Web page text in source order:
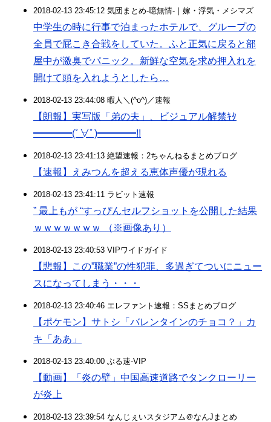
2018-02-13 23:45:12 気団まとめ-噫無情-｜嫁・浮気・メシマズ
中学生の時に行事で泊まったホテルで、グループの
全員で屁こき合戦をしていた。ふと正気に戻ると部
屋中が激臭でパニック。新鮮な空気を求め押入れを
開けて頭を入れようとしたら…
2018-02-13 23:44:08 暇人＼(^o^)／速報
【朗報】実写版「弟の夫」、ビジュアル解禁ｷﾀ
━━━━(ﾟ∀ﾟ)━━━━!!
2018-02-13 23:41:13 絶望速報：2ちゃんねるまとめブログ
【速報】えみつんを超える恵体声優が現れる
2018-02-13 23:41:11 ラビット速報
” 最上もが “すっぴんセルフショットを公開した結果
ｗｗｗｗｗｗｗ （※画像あり）
2018-02-13 23:40:53 VIPワイドガイド
【悲報】この”職業”の性犯罪、多過ぎてついにニュー
スになってしまう・・・
2018-02-13 23:40:46 エレファント速報：SSまとめブログ
【ポケモン】サトシ「バレンタインのチョコ？」カ
キ「ああ」
2018-02-13 23:40:00 ぶる速-VIP
【動画】「炎の壁」中国高速道路でタンクローリー
が炎上
2018-02-13 23:39:54 なんじぇいスタジアム＠なんJまとめ